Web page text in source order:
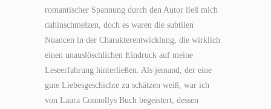
romantischer Spannung durch den Autor ließ mich
dahinschmelzen, doch es waren die subtilen
Nuancen in der Charakterentwicklung, die wirklich
einen unauslöschlichen Eindruck auf meine
Leseerfahrung hinterließen. Als jemand, der eine
gute Liebesgeschichte zu schätzen weiß, war ich
von Laura Connollys Buch begeistert, dessen